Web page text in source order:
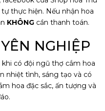
thực hiện. Nếu nhận hoa
KHÔNG cần thanh toán.
NGHIỆP
có đội ngũ thợ cắm hoa
nhiệt tình, sáng tạo và có
hoa đặc sắc, ấn tượng và